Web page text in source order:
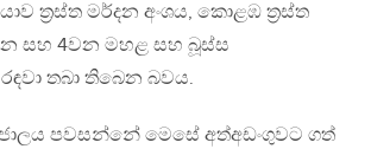
ත්‍රස්ත මර්දන අංශය, කොළඹ ත්‍රස්ත
සහ 4වන මහළ සහ බූස්ස
තබා තිබෙන බවය.
ජාලය පවසන්නේ මෙසේ අත්අඩංගුවට ගත්